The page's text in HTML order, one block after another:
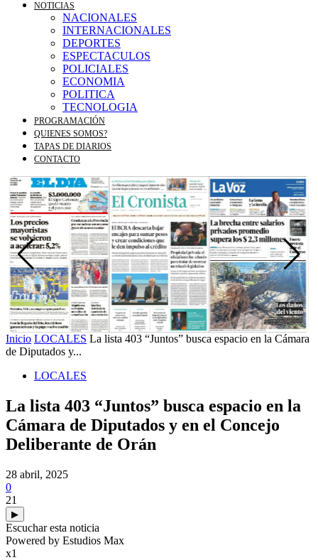
NOTICIAS
NACIONALES
INTERNACIONALES
DEPORTES
ESPECTACULOS
POLICIALES
ECONOMIA
POLITICA
TECNOLOGIA
PROGRAMACIÓN
QUIENES SOMOS?
TAPAS DE DIARIOS
CONTACTO
Inicio LOCALES La lista 403 “Juntos” busca espacio en la Cámara
de Diputados y...
LOCALES
La lista 403 “Juntos” busca espacio en la
Cámara de Diputados y en el Concejo
Deliberante de Orán
28 abril, 2025
0
21
▶
Escuchar esta noticia
Powered by Estudios Max
x1